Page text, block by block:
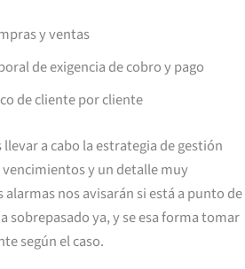
y ventas
de exigencia de cobro y pago
de cliente por cliente
a cabo la estrategia de gestión
y un detalle muy
alarmas nos avisarán si está a punto de
sobrepasado ya, y se esa forma tomar
según el caso.